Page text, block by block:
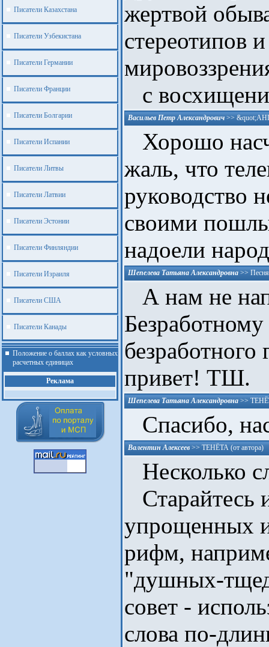
Писатели Казахстана
Писатели Узбекистана
Писатели Германии
Писатели Франции
Писатели Болгарии
Писатели Испании
Писатели Литвы
Писатели Латвии
Писатели Эстонии
Писатели Финляндии
Писатели Израиля
Писатели США
Писатели Канады
Положение о баллах как условных
расчетных единицах
Реклама
жертвой
стереотипов
с
Васильев Петр Александрович >>
Хорошо
жаль, что
руководство
своими
надоели
Шепелева Татьяна Александровна >>
А нам не
безработного
привет! ТШ.
Шепелева Татьяна Александровна >>
Спасибо,
Валентин Алексеев >> ТЕНЁТА (от автора)
Несколько
Старайтесь
упрощенных
рифм,
"душных-
совет -
слова по-